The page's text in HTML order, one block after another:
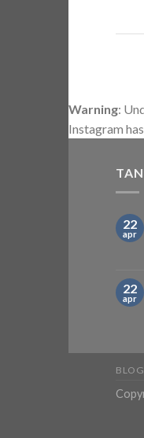
Warning:
Instagram
22
apr
22
apr
BLOG